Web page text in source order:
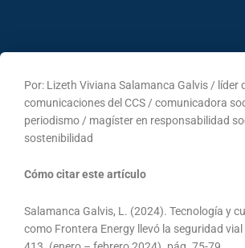
Por: Lizeth Viviana Salamanca Galvis / líder
comunicaciones del CCS / comunicadora
periodismo / magíster en responsabilidad
sostenibilidad
Cómo citar este artículo
Salamanca Galvis, L. (2024). Tecnología y
como Frontera Energy llevó la seguridad